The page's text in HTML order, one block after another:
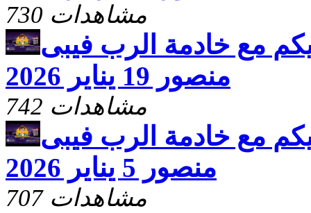
730 مشاهدات
مع خادمة الرب فيبى
منصور 19 يناير 2026
742 مشاهدات
مع خادمة الرب فيبى
منصور 5 يناير 2026
707 مشاهدات